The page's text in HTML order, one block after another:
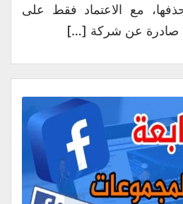
مع الاعتماد فقط على
صادرة عن شركة […]